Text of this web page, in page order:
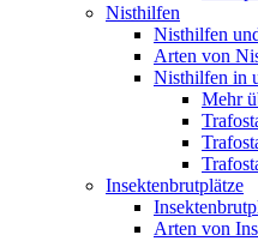
Nisthilfen
Nisthilfen
Arten von
Nisthilfen in
Mehr
Insektenbrutplätze
Arten von